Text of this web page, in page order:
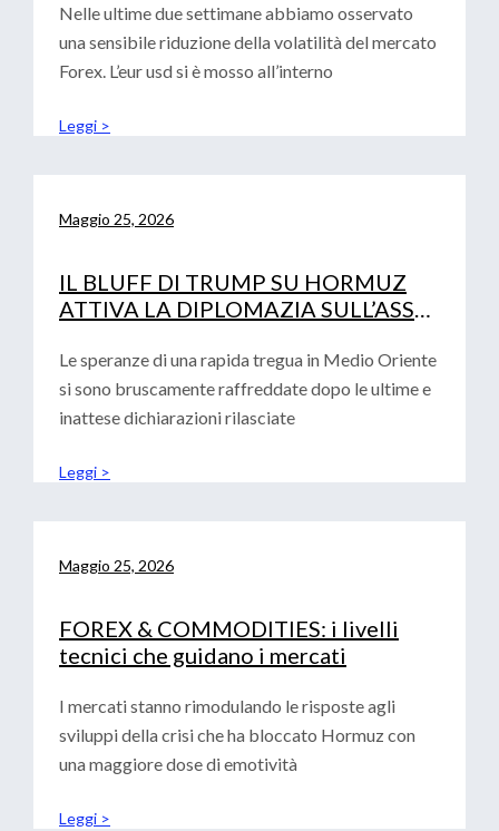
RAFFORZA IL BIGLIETTO VERDE
Nelle ultime due settimane abbiamo osservato
una sensibile riduzione della volatilità del mercato
Forex. L’eur usd si è mosso all’interno
Leggi >
Maggio 25, 2026
IL BLUFF DI TRUMP SU HORMUZ
ATTIVA LA DIPLOMAZIA SULL’ASSE
Le speranze di una rapida tregua in Medio Oriente
si sono bruscamente raffreddate dopo le ultime e
inattese dichiarazioni rilasciate
Leggi >
Maggio 25, 2026
FOREX & COMMODITIES: i livelli
tecnici che guidano i mercati
I mercati stanno rimodulando le risposte agli
sviluppi della crisi che ha bloccato Hormuz con
una maggiore dose di emotività
Leggi >